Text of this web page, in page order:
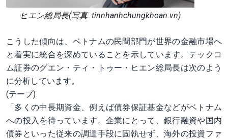
ヒエン総局長(写真: tinnhanhchungkhoan.vn)
こうした傾向は、ベトナムの民間部門が世界の金融市場へ
と着実に統合を深めていることを示しています。テックコ
ム証券のグエン・ティ・トゥー・ヒエン総局長は次のよう
に分析しています。
(テープ)
「多くの中長期資金、例えば債券保証基金などがベトナム
への投入を待っています。企業にとって、銀行融資や国内
債券といった従来の調達手段に固執せず、海外の投資ファ